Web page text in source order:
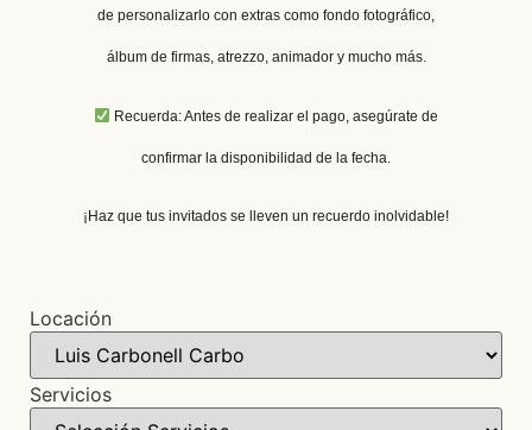
de personalizarlo con extras como fondo fotográfico,
álbum de firmas, atrezzo, animador y mucho más.
Recuerda: Antes de realizar el pago, asegúrate de
confirmar la disponibilidad de la fecha.
¡Haz que tus invitados se lleven un recuerdo inolvidable!
Locación
Servicios